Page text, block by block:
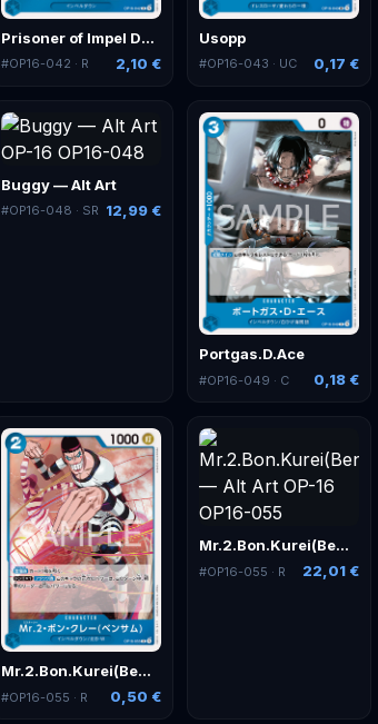
Prisoner of Impel Down
#OP16-042 · R 2,10 €
Usopp
#OP16-043 · UC 0,17 €
Buggy — Alt Art
#OP16-048 · SR 12,99 €
Portgas.D.Ace
#OP16-049 · C 0,18 €
Mr.2.Bon.Kurei(Bentham)
#OP16-055 · R 0,50 €
Mr.2.Bon.Kurei(Bentham) — Alt Art
#OP16-055 · R 22,01 €